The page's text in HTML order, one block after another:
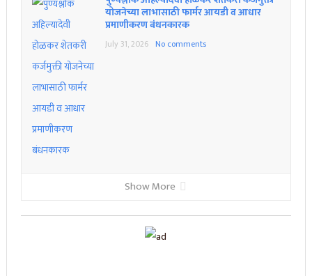
योजनेच्या लाभासाठी फार्मर आयडी व आधार
प्रमाणीकरण बंधनकारक
July 31, 2026 No comments
Show More